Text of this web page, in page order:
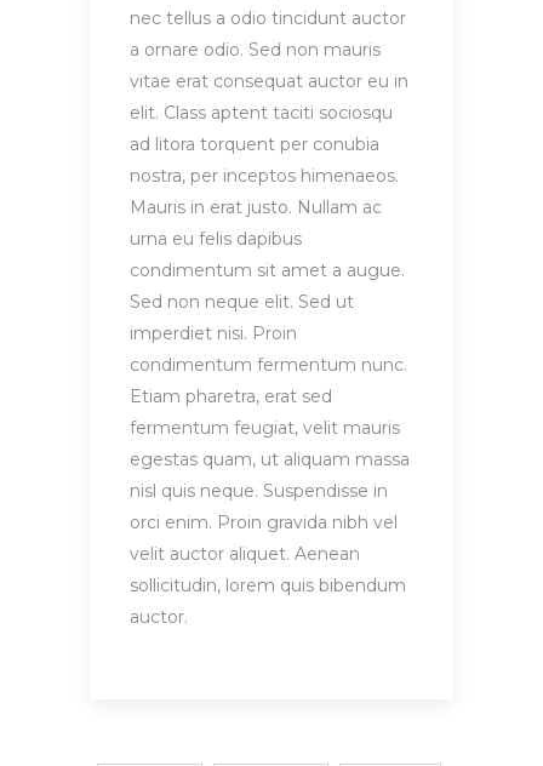
nec tellus a odio tincidunt auctor
a ornare odio. Sed non mauris
vitae erat consequat auctor eu in
elit. Class aptent taciti sociosqu
ad litora torquent per conubia
nostra, per inceptos himenaeos.
Mauris in erat justo. Nullam ac
urna eu felis dapibus
condimentum sit amet a augue.
Sed non neque elit. Sed ut
imperdiet nisi. Proin
condimentum fermentum nunc.
Etiam pharetra, erat sed
fermentum feugiat, velit mauris
egestas quam, ut aliquam massa
nisl quis neque. Suspendisse in
orci enim. Proin gravida nibh vel
velit auctor aliquet. Aenean
sollicitudin, lorem quis bibendum
auctor.